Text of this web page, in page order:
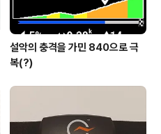
설악의 충격을 가민 840으로 극
복(?)